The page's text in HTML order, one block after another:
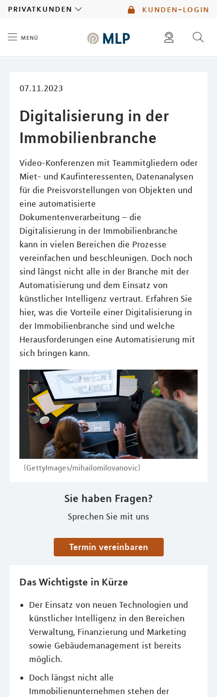
kunden-login
privatkunden
menü
07.11.2023
Digitalisierung in der
Immobilienbranche
Video-Konferenzen mit Teammitgliedern oder
Miet- und Kaufinteressenten, Datenanalysen
für die Preisvorstellungen von Objekten und
eine automatisierte
Dokumentenverarbeitung – die
Digitalisierung in der Immobilienbranche
kann in vielen Bereichen die Prozesse
vereinfachen und beschleunigen. Doch noch
sind längst nicht alle in der Branche mit der
Automatisierung und dem Einsatz von
künstlicher Intelligenz vertraut. Erfahren Sie
hier, was die Vorteile einer Digitalisierung in
der Immobilienbranche sind und welche
Herausforderungen eine Automatisierung mit
sich bringen kann.
(GettyImages/mihailomilovanovic)
Sie haben Fragen?
Sprechen Sie mit uns
Termin vereinbaren
Das Wichtigste in Kürze
Der Einsatz von neuen Technologien und
künstlicher Intelligenz in den Bereichen
Verwaltung, Finanzierung und Marketing
sowie Gebäudemanagement ist bereits
möglich.
Doch längst nicht alle
Immobilienunternehmen stehen der